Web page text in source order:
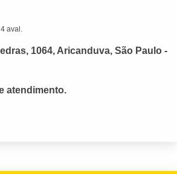
4 aval.
1064, Aricanduva, São Paulo -
atendimento.